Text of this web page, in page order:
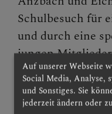
Schulbesuch für
und durch eine
jungen
den Kindern ein
geschenkt
Auf unserer Webseite
Social Media, Analyse,
und Sonstiges. Sie
jederzeit ändern oder